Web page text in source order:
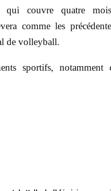
qui couvre quatre
comme les
de volleyball.
sportifs, notamment